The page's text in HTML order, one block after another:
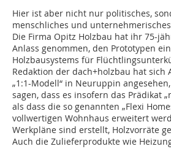
Hier ist aber nicht nur politisches,
menschliches und
Die Firma Opitz Holzbau hat ihr 75-
Anlass genommen, den Prototypen
Holzbausystems für
Redaktion der dach+holzbau hat sich
„1:1-Modell“ in Neuruppin
sagen, dass es insofern das Prädikat
als dass die so genannten „Flexi
vollwertigen Wohnhaus erweitert
Werkpläne sind erstellt, Holzvorräte
Auch die Zulieferprodukte wie